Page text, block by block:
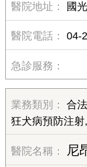
國
04-
合
狂犬病預防注
尼